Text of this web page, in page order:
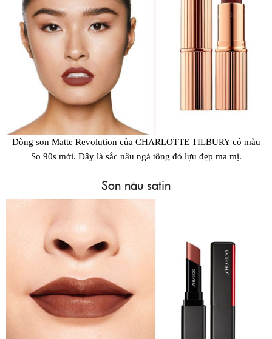
Dòng son Matte Revolution của CHARLOTTE TILBURY có màu
So 90s mới. Đây là sắc nâu ngả tông đỏ lựu đẹp ma mị.
Son nâu satin